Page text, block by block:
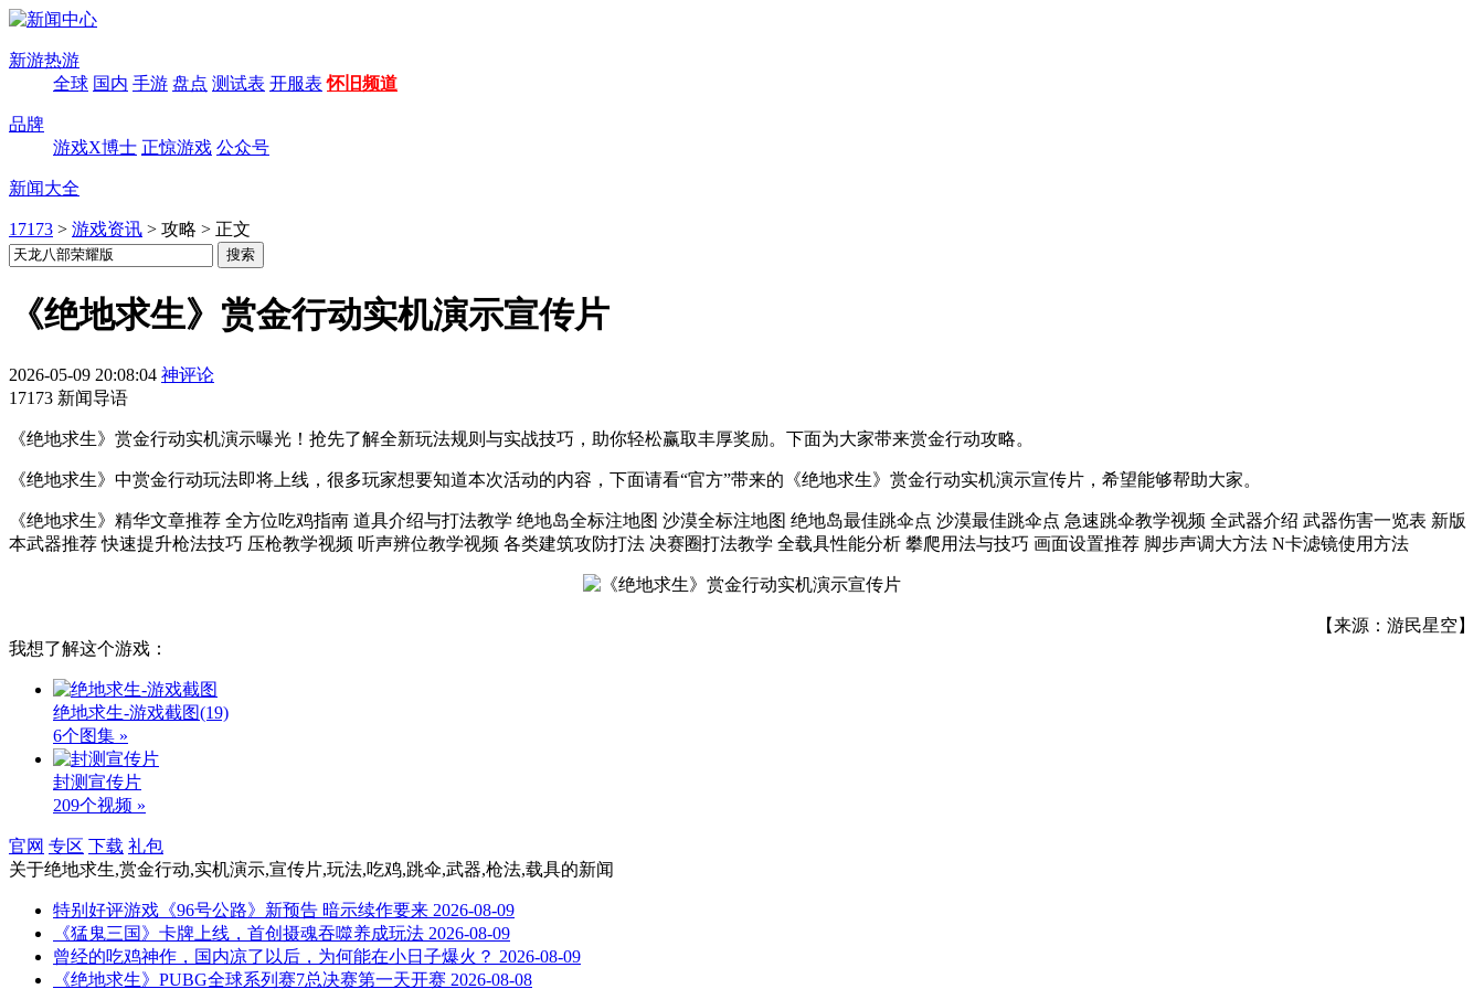
新游热游
全球 国内 手游 盘点 测试表 开服表 怀旧频道
品牌
游戏X博士 正惊游戏 公众号
新闻大全
17173 > 游戏资讯 > 攻略 > 正文
《绝地求生》赏金行动实机演示宣传片
2026-05-09 20:08:04 神评论
17173 新闻导语
《绝地求生》赏金行动实机演示曝光！抢先了解全新玩法规则与实战技巧，助你轻松赢取丰厚奖励。下面为大家带来赏金行动攻略。
《绝地求生》中赏金行动玩法即将上线，很多玩家想要知道本次活动的内容，下面请看“官方”带来的《绝地求生》赏金行动实机演示宣传片，希望能够帮助大家。
《绝地求生》精华文章推荐 全方位吃鸡指南 道具介绍与打法教学 绝地岛全标注地图 沙漠全标注地图 绝地岛最佳跳伞点 沙漠最佳跳伞点 急速跳伞教学视频 全武器介绍 武器伤害一览表 新版
本武器推荐 快速提升枪法技巧 压枪教学视频 听声辨位教学视频 各类建筑攻防打法 决赛圈打法教学 全载具性能分析 攀爬用法与技巧 画面设置推荐 脚步声调大方法 N卡滤镜使用方法
【来源：游民星空】
我想了解这个游戏：
绝地求生-游戏截图(19)
6个图集 »
封测宣传片
209个视频 »
官网 专区 下载 礼包
关于绝地求生,赏金行动,实机演示,宣传片,玩法,吃鸡,跳伞,武器,枪法,载具的新闻
特别好评游戏《96号公路》新预告 暗示续作要来 2026-08-09
《猛鬼三国》卡牌上线，首创摄魂吞噬养成玩法 2026-08-09
曾经的吃鸡神作，国内凉了以后，为何能在小日子爆火？ 2026-08-09
《绝地求生》PUBG全球系列赛7总决赛第一天开赛 2026-08-08